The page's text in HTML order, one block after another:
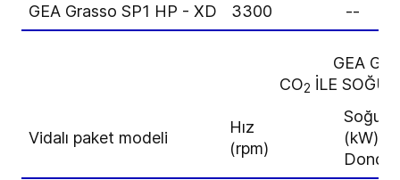
GEA Grasso SP1 HP - XD 3300 --
GEA
CO2 İLE
Vidalı paket modeli
Hız
(rpm)
(kW)